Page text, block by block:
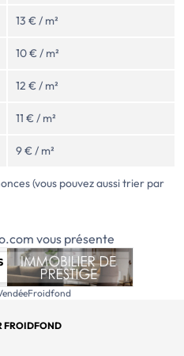
13 € / m²
10 € / m²
12 € / m²
11 € / m²
9 € / m²
(vous pouvez aussi trier par
vous présente
Froidfond
FROIDFOND